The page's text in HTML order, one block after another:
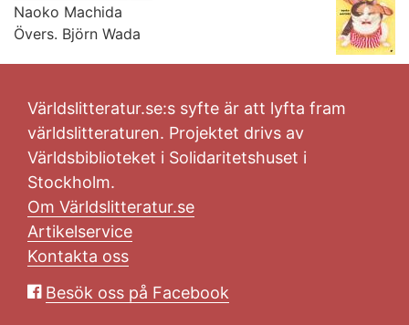
Naoko Machida
Övers. Björn Wada
Världslitteratur.se:s syfte är att lyfta fram
världslitteraturen. Projektet drivs av
Världsbiblioteket i Solidaritetshuset i
Stockholm.
Om Världslitteratur.se
Artikelservice
Kontakta oss
Besök oss på Facebook